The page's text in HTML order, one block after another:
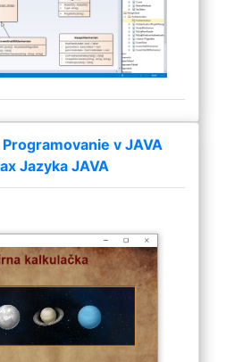
Programovanie v JAVA
Jazyka JAVA